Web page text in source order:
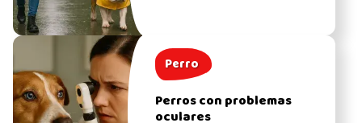
Perro
Perros con problemas
oculares